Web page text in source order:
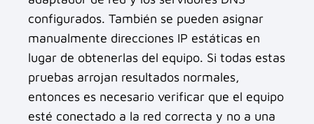
configurados. También se pueden asignar
manualmente direcciones IP estáticas en
lugar de obtenerlas del equipo. Si todas estas
pruebas arrojan resultados normales,
entonces es necesario verificar que el equipo
esté conectado a la red correcta y no a una